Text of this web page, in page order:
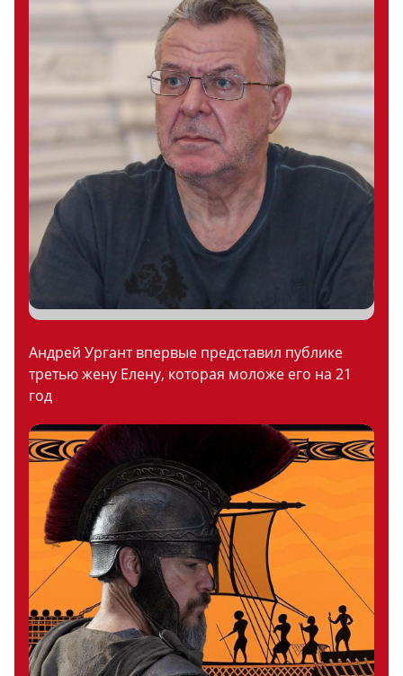
Андрей Ургант впервые представил публике
третью жену Елену, которая моложе его на 21
год